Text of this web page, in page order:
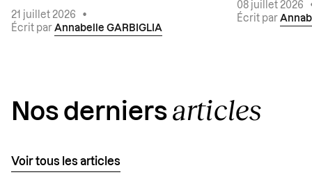
21 juillet 2026
•
Écrit par Annabelle GARBIGLIA
08 juillet 2026
Écrit par
Nos derniers articles
Voir tous les articles